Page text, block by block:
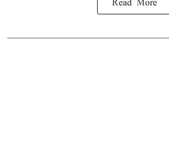
Read More